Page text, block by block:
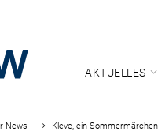
AKTUELLES
News Kleve, ein